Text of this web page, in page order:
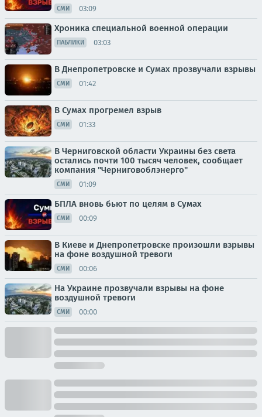
СМИ 03:09
Хроника специальной военной операции
ПАБЛИКИ 03:03
В Днепропетровске и Сумах прозвучали взрывы
СМИ 01:42
В Сумах прогремел взрыв
СМИ 01:33
В Черниговской области Украины без света
остались почти 100 тысяч человек, сообщает
компания "Черниговоблэнерго"
СМИ 01:09
БПЛА вновь бьют по целям в Сумах
СМИ 00:09
В Киеве и Днепропетровске произошли взрывы
на фоне воздушной тревоги
СМИ 00:06
На Украине прозвучали взрывы на фоне
воздушной тревоги
СМИ 00:00